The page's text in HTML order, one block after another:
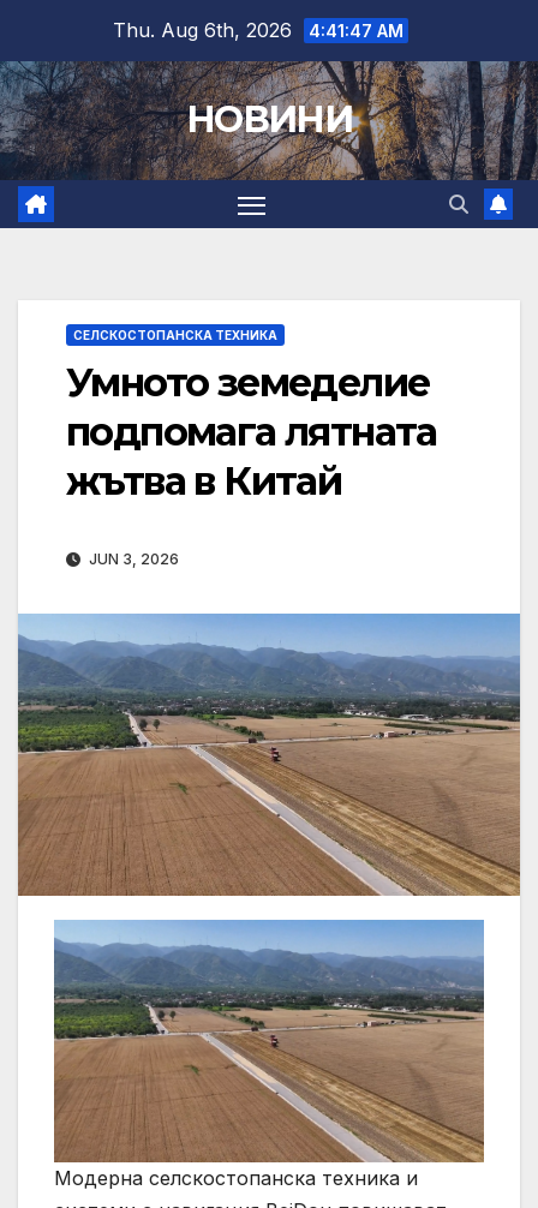
content
Thu. Aug 6th, 2026 4:41:48 AM
НОВИНИ
СЕЛСКОСТОПАНСКА ТЕХНИКА
Умното земеделие
подпомага лятната
жътва в Китай
JUN 3, 2026
Модерна селскостопанска техника и